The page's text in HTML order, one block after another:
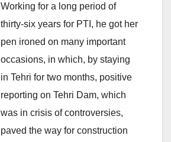
Working for a long period of
thirty-six years for PTI, he got her
pen ironed on many important
occasions, in which, by staying
in Tehri for two months, positive
reporting on Tehri Dam, which
was in crisis of controversies,
paved the way for construction